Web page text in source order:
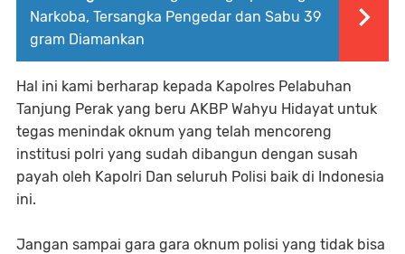
Narkoba, Tersangka Pengedar dan Sabu 39
gram Diamankan
Hal ini kami berharap kepada Kapolres Pelabuhan
Tanjung Perak yang beru AKBP Wahyu Hidayat untuk
tegas menindak oknum yang telah mencoreng
institusi polri yang sudah dibangun dengan susah
payah oleh Kapolri Dan seluruh Polisi baik di Indonesia
ini.
Jangan sampai gara gara oknum polisi yang tidak bisa